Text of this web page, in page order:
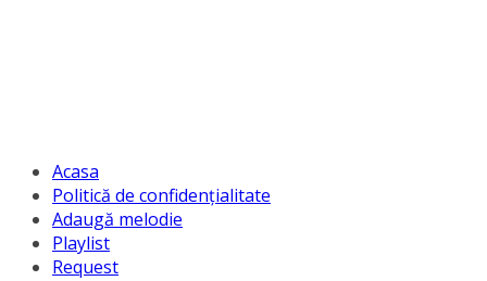
Acasa
Politică de confidențialitate
Adaugă melodie
Playlist
Request